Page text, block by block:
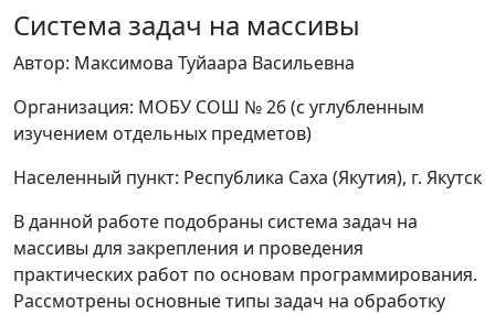
Система задач на массивы
Автор: Максимова Туйаара Васильевна
Организация: МОБУ СОШ № 26 (с углубленным
изучением отдельных предметов)
Населенный пункт: Республика Саха (Якутия), г. Якутск
В данной работе подобраны система задач на
массивы для закрепления и проведения
практических работ по основам программирования.
Рассмотрены основные типы задач на обработку